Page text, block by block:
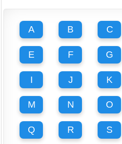
A B C
E F G
I J K
M N O
Q R S